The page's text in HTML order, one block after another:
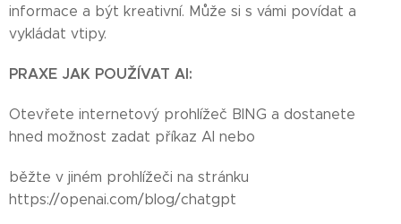
informace a být kreativní. Může si s vámi povídat a
vykládat vtipy.
PRAXE JAK POUŽÍVAT AI:
Otevřete internetový prohlížeč BING a dostanete
hned možnost zadat příkaz AI nebo
běžte v jiném prohlížeči na stránku
https://openai.com/blog/chatgpt